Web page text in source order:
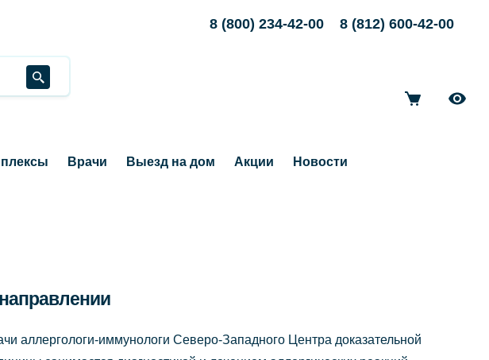
8 (800) 234-42-00 8 (812) 600-42-00
Врачи Выезд на дом Акции Новости
аллергологи-иммунологи Северо-Западного Центра доказательной